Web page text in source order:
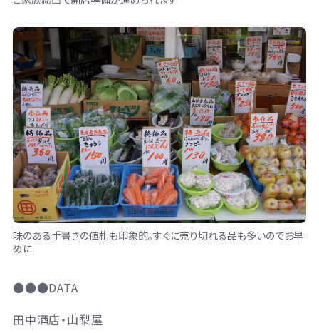
味のある手書きの値札も印象的。すぐに売り切れる品も多いのでお早
めに
●●●DATA
田中酒店・山梨屋